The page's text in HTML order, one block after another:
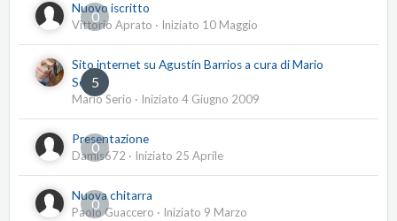
0
Nuovo iscritto
Vittorio Aprato · Iniziato 10 Maggio
5
Sito internet su Agustín Barrios a cura di Mario
Serio
Mario Serio · Iniziato 4 Giugno 2009
0
Presentazione
Damis672 · Iniziato 25 Aprile
0
Nuova chitarra
Paolo Guaccero · Iniziato 9 Marzo